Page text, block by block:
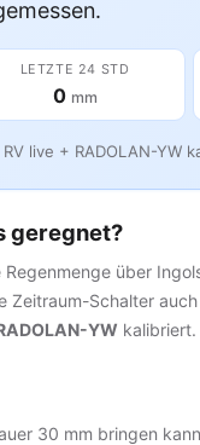
LETZTE 24 STD
0 mm
live + RADOLAN-YW
geregnet?
Regenmenge über
Zeitraum-Schalter
YW
30 mm bringen